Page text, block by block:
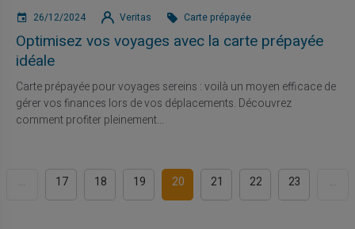
26/12/2024 Veritas Carte prépayée
Optimisez vos voyages avec la carte prépayée
idéale
Carte prépayée pour voyages sereins : voilà un moyen efficace de
gérer vos finances lors de vos déplacements. Découvrez
comment profiter pleinement...
... 17 18 19 20 21 22 23 ...